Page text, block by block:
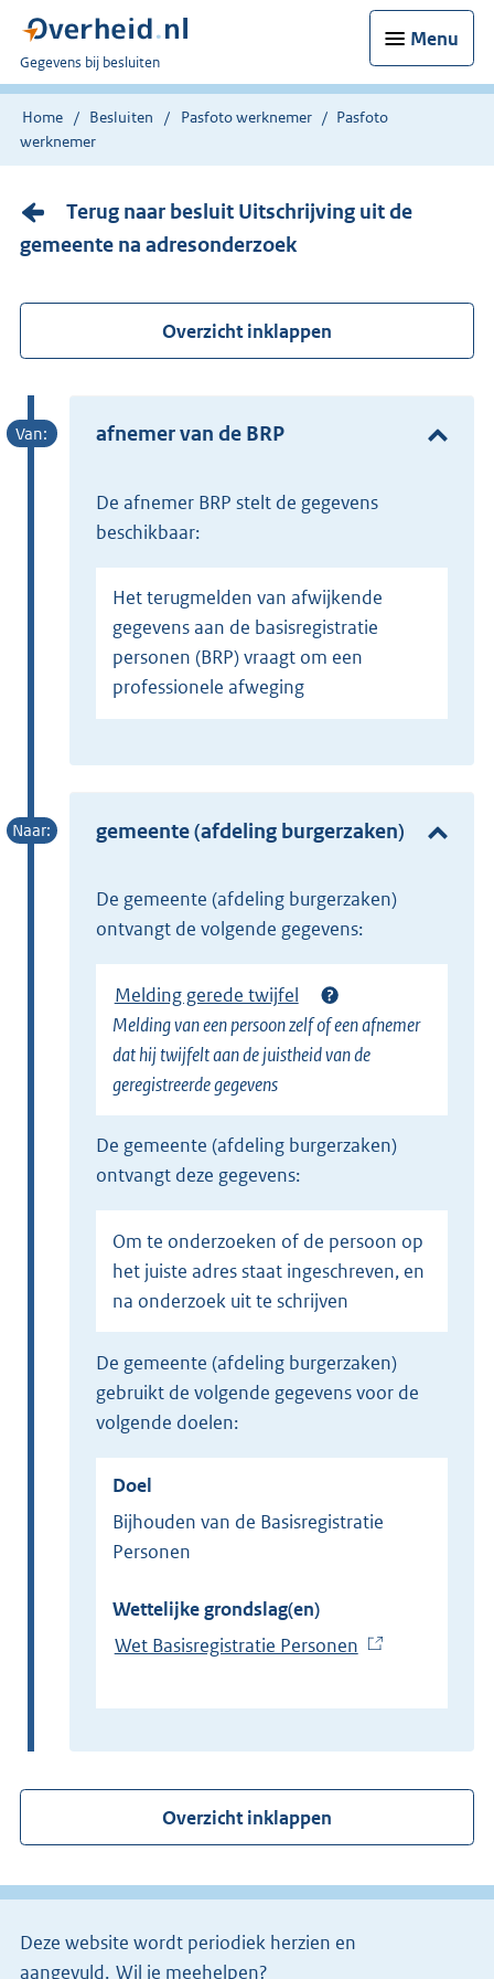
Menu
U
bent
nu
hier:
Gegevens bij besluiten
Home Besluiten Pasfoto werknemer
Pasfoto
werknemer
Terug naar besluit Uitschrijving uit de
gemeente na adresonderzoek
Overzicht inklappen
afnemer van de BRP
de afnemer BRP stelt de gegevens
beschikbaar:
Het terugmelden van afwijkende
gegevens aan de basisregistratie
personen (BRP) vraagt om een
professionele afweging
gemeente (afdeling burgerzaken)
de gemeente (afdeling burgerzaken)
ontvangt de volgende gegevens:
Melding gerede twijfel
Melding van een persoon zelf of een afnemer
dat hij twijfelt aan de juistheid van de
geregistreerde gegevens
de gemeente (afdeling burgerzaken)
ontvangt deze gegevens:
Om te onderzoeken of de persoon op
het juiste adres staat ingeschreven, en
na onderzoek uit te schrijven
de gemeente (afdeling burgerzaken)
gebruikt de volgende gegevens voor de
volgende doelen:
Doel
Bijhouden van de Basisregistratie
Personen
Wettelijke grondslag(en)
Wet Basisregistratie Personen
x
r
l
Overzicht inklappen
Deze website wordt periodiek herzien en
aangevuld. Wil je meehelpen?